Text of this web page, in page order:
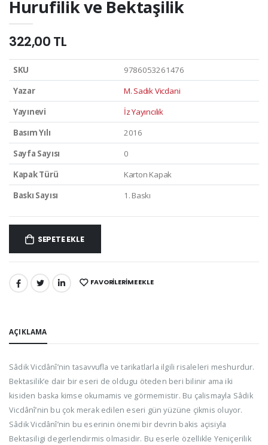
Hurufilik ve Bektaşilik
322,00 TL
SKU
9786053261476
Yazar
M. Sadık Vicdani
Yayınevi
İz Yayıncılık
Basım Yılı
2016
Sayfa Sayısı
0
Kapak Türü
Karton Kapak
Baskı Sayısı
1. Baskı
SEPETE EKLE
PAYLAŞ: FAVORILERIME EKLE
AÇIKLAMA
Sâdik Vicdânî’nin tasavvufla ve tarikatlarla ilgili risaleleri meshurdur.
Bektasilik’e dair bir eseri de oldugu öteden beri bilinir ama iki
kisiden baska kimse okumamis ve görmemistir. Bu çalismayla Sâdik
Vicdânî’nin bu çok merak edilen eseri gün yüzüne çikmis oluyor.
Sâdik Vicdânî’nin bu eserinin önemi bir devrin bakis açisiyla
Bektasiligi degerlendirmis olmasidir. Bu eserle özellikle Yeniçerilik